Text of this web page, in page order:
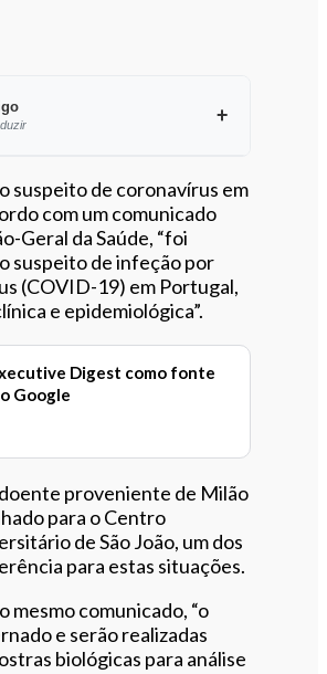
este artigo
suspeito de coronavírus em
com um comunicado
Geral da Saúde, “foi
suspeito de infeção por
(COVID-19) em Portugal,
e epidemiológica”.
Digest como fonte
Google
proveniente de Milão
para o Centro
de São João, um dos
para estas situações.
mesmo comunicado, “o
e serão realizadas
biológicas para análise